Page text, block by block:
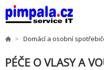
Domácí a osobní
PÉČE O VLASY A